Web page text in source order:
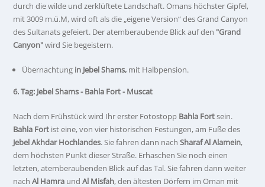
durch die wilde und zerklüftete Landschaft. Omans höchster Gipfel,
mit 3009 m.ü.M, wird oft als die „eigene Version“ des Grand Canyon
des Sultanats gefeiert. Der atemberaubende Blick auf den "Grand
Canyon"wird Sie begeistern.
Übernachtung in Jebel Shams, mit Halbpension.
6. Tag: Jebel Shams - Bahla Fort - Muscat
Nach dem Frühstück wird Ihr erster Fotostopp Bahla Fortsein.
Bahla Fort ist eine, von vier historischen Festungen, am Fuße des
Jebel Akhdar Hochlandes. Sie fahren dann nach Sharaf Al Alamein,
dem höchsten Punkt dieser Straße. Erhaschen Sie noch einen
letzten, atemberaubenden Blick auf das Tal. Sie fahren dann weiter
nach Al Hamra und Al Misfah, den ältesten Dörfern im Oman mit